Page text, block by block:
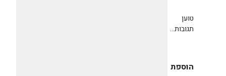
טוען
תגובות...
הוספת